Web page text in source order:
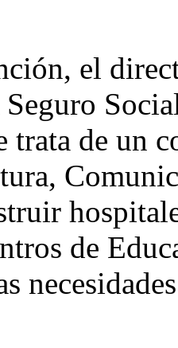
el
trata de un
de